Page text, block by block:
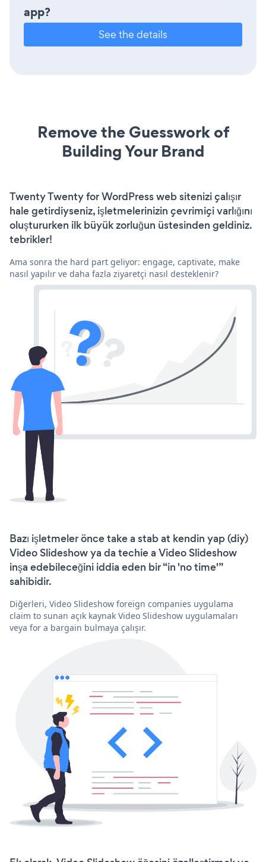
app?
See the details
Remove the Guesswork of
Building Your Brand
Twenty Twenty for WordPress web sitenizi çalışır
hale getirdiyseniz, işletmelerinizin çevrimiçi varlığını
oluştururken ilk büyük zorluğun üstesinden geldiniz.
tebrikler!
Ama sonra the hard part geliyor: engage, captivate, make
nasıl yapılır ve daha fazla ziyaretçi nasıl desteklenir?
Bazı işletmeler önce take a stab at kendin yap (diy)
Video Slideshow ya da techie a Video Slideshow
inşa edebileceğini iddia eden bir “in 'no time'”
sahibidir.
Diğerleri, Video Slideshow foreign companies uygulama
claim to sunan açık kaynak Video Slideshow uygulamaları
veya for a bargain bulmaya çalışır.